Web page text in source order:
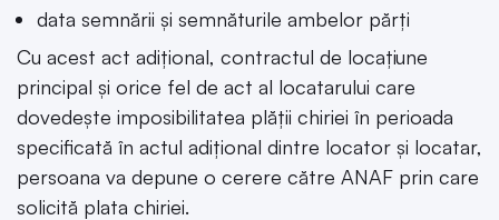
data semnării și semnăturile ambelor părți
Cu acest act adițional, contractul de locațiune
principal și orice fel de act al locatarului care
dovedește imposibilitatea plății chiriei în perioada
specificată în actul adițional dintre locator și locatar,
persoana va depune o cerere către ANAF prin care
solicită plata chiriei.